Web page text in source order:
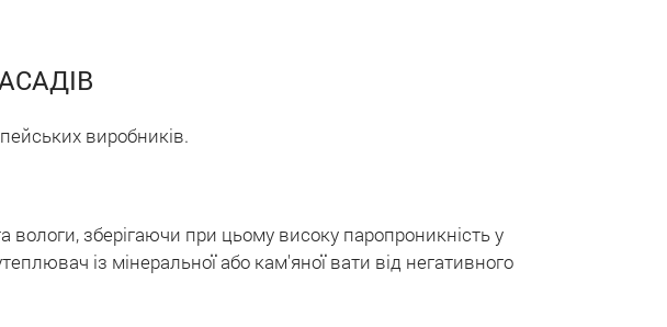
виробників.
вологи, зберігаючи при цьому високу паропроникність у
із мінеральної або кам'яної вати від негативного